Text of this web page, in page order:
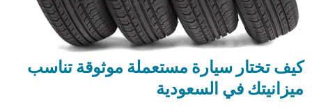
كيف تختار سيارة مستعملة موثوقة تناسب
ميزانيتك في السعودية